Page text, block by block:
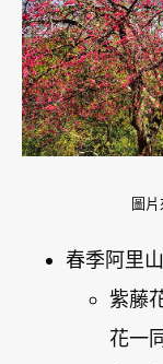
圖片
春季阿里山
紫藤
花一